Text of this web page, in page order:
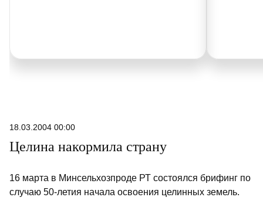
18.03.2004 00:00
Целина накормила страну
16 марта в Минсельхозпроде РТ состоялся брифинг по
случаю 50-летия начала освоения целинных земель.